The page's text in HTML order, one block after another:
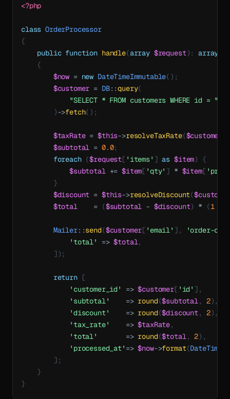
<?php
class OrderProcessor
{
public function handle(array $request) :
array
{
$now = new DateTimeImmutable( ) ;
$customer = DB::query(
"SELECT * FROM customers WHERE id = "
)->fetch( ) ;
$taxRate = $this->resolveTaxRate($customer
$subtotal = 0.0;
foreach ($request[ 'items' ] as $item)
{
$subtotal += $item[ 'qty' ] * $item[
}
$discount = $this->resolveDiscount($customer
$total
= ($subtotal - $discount) * (1
Mailer::send($customer[ 'email' ] ,
'order-
'total'
=> $total,
] ) ;
return [
'customer_id'
=> $customer[ 'id' ] ,
'subtotal'
=> round($subtotal, 2) ,
'discount'
=> round($discount, 2) ,
'tax_rate'
=> $taxRate,
'total'
=> round($total, 2) ,
'processed_at' => $now->format(
] ;
}
}